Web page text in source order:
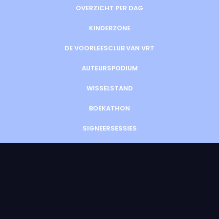
OVERZICHT PER DAG
KINDERZONE
DE VOORLEESCLUB VAN VRT
AUTEURSPODIUM
WISSELSTAND
BOEKATHON
SIGNEERSESSIES